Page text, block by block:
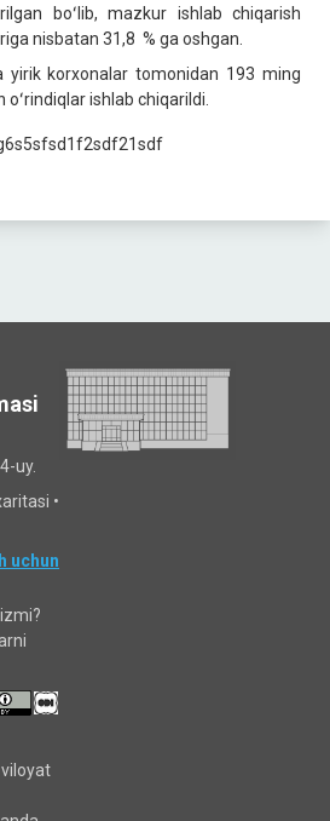
boʻlib, mazkur ishlab chiqarish
nisbatan 31,8 % ga oshgan.
yirik korxonalar tomonidan 193 ming
ishlab chiqarildi.
uy.
•
uchun